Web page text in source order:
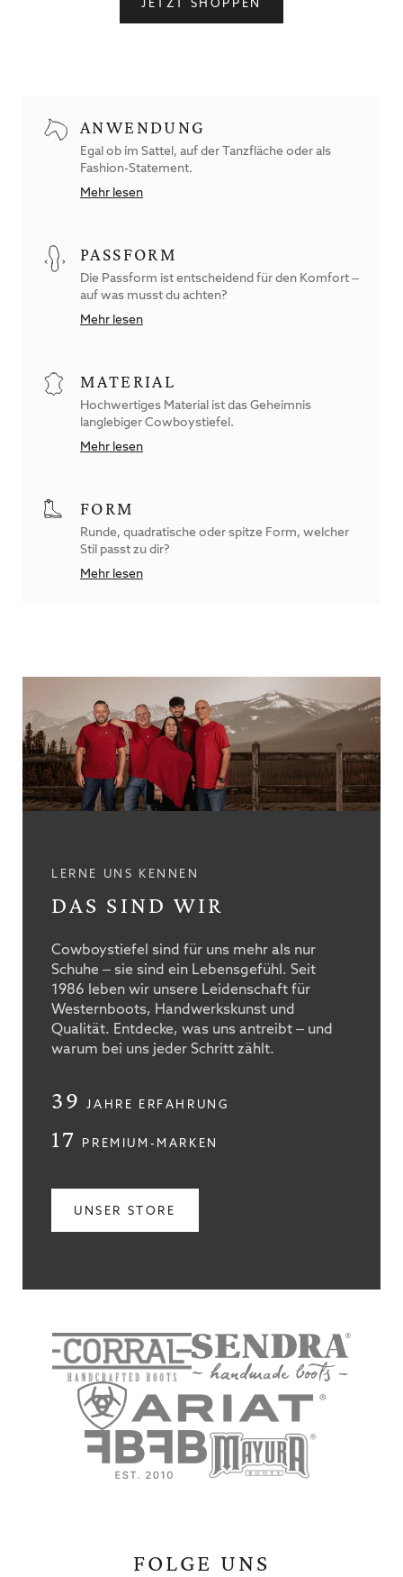
JETZT SHOPPEN
ANWENDUNG
Egal ob im Sattel, auf der Tanzfläche oder als
Fashion-Statement.
Mehr lesen
PASSFORM
Die Passform ist entscheidend für den Komfort –
auf was musst du achten?
Mehr lesen
MATERIAL
Hochwertiges Material ist das Geheimnis
langlebiger Cowboystiefel.
Mehr lesen
FORM
Runde, quadratische oder spitze Form, welcher
Stil passt zu dir?
Mehr lesen
LERNE UNS KENNEN
DAS SIND WIR
Cowboystiefel sind für uns mehr als nur
Schuhe – sie sind ein Lebensgefühl. Seit
1986 leben wir unsere Leidenschaft für
Westernboots, Handwerkskunst und
Qualität. Entdecke, was uns antreibt – und
warum bei uns jeder Schritt zählt.
39 JAHRE ERFAHRUNG
17 PREMIUM-MARKEN
UNSER STORE
FOLGE UNS